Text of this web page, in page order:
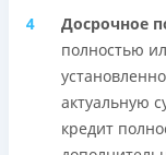
Досрочное
полностью
актуальную
кредит